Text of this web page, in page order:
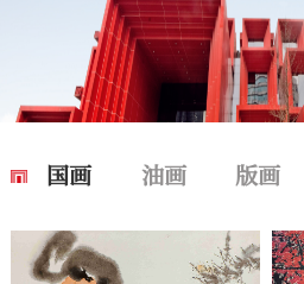
国画 油画 版画